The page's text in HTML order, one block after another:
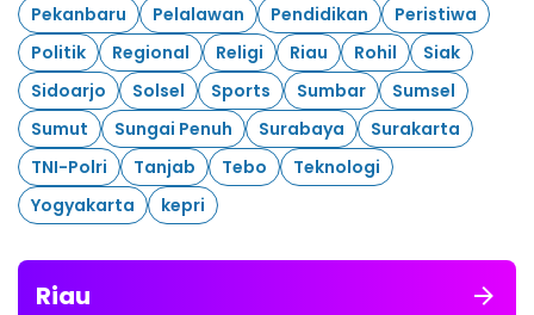
Pekanbaru
Pelalawan Pendidikan
Peristiwa
Politik
Regional Religi Riau Rohil
Siak
Sidoarjo
Solsel Sports Sumbar
Sumsel
Sumut
Sungai Penuh Surabaya
Surakarta
TNI-Polri
Tanjab Tebo
Teknologi
Yogyakarta
kepri
Riau